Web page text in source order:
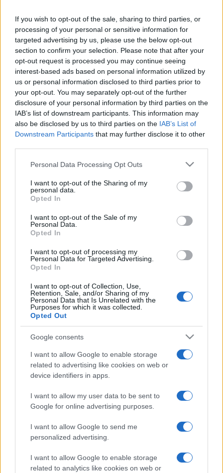
If you wish to opt-out of the sale, sharing to third parties, or
processing of your personal or sensitive information for
targeted advertising by us, please use the below opt-out
section to confirm your selection. Please note that after your
opt-out request is processed you may continue seeing
interest-based ads based on personal information utilized by
us or personal information disclosed to third parties prior to
your opt-out. You may separately opt-out of the further
disclosure of your personal information by third parties on the
IAB’s list of downstream participants. This information may
also be disclosed by us to third parties on the IAB’s List of
Downstream Participants that may further disclose it to other
Please note that this website/app uses one or more Google
not limited to your visit or usage behaviour. You may click to
grant or deny consent to Google and its third-party tags to
use your data for below specified purposes in below Google
consent section.
Personal Data Processing Opt Outs
I want to opt-out of the Sharing of my
personal data.
Opted In
I want to opt-out of the Sale of my
Personal Data.
Opted In
I want to opt-out of processing my
Personal Data for Targeted Advertising.
Opted In
I want to opt-out of Collection, Use,
Retention, Sale, and/or Sharing of my
Personal Data that Is Unrelated with the
Purposes for which it was collected.
Opted Out
Google consents
I want to allow Google to enable storage
related to advertising like cookies on web or
device identifiers in apps.
I want to allow my user data to be sent to
Google for online advertising purposes.
I want to allow Google to send me
personalized advertising.
I want to allow Google to enable storage
related to analytics like cookies on web or
idei Libri irodalmi díjasokkal is.
„A Bookline-nál büszkék vagyunk arra, hogy tíz éve kiemelt
támogatói lehetünk a Margó Irodalmi Fesztiválnak, a kerek
évforduló kapcsán több újdonsággal is készülünk a
rendezvényre. Itt állítjuk fel először a Bookline Teraszt, ami
az olvasás élményének új dimenzióját mutatja meg, hiszen
az nemcsak a könyvek értékesítését szolgálja, hanem
közösségi térként is funkcionál.
A rendezvény ideje alatt kiemelt figyelmet fordítunk a
megnyitójaként Litkai Gergely vezetésével beszélgetést
szerveztünk a témában, továbbá június 12-én Könyvcsere
Piknikre hívjuk az olvasókat, ahol több száz mű cserélhet
gazdát, így elősegítve a könyvek újrahasznosítását” –
kommunikációs igazgatója.
A Margó szervezői igazi
különlegességekkel is készülnek a
júniusi eseményre.
Lesz irodalmi stand-up est többek között Litkai Gergellyel,
Ráskó Eszterrel és Tóth Eduval, írók és zenészek
dallamokkal átszőtt produkciója Balla Gergely, Deres
Kornélia, Fehér Renátó, Horváth Benji, Jónás Vera, Kustos
Júlia, Németh Róbert és a Platon Karataev duó
közreműködésével, valamint a Margón vetítik premier előtt
dokumentumfilmjét, a programon fellép Járai Márk a Halott
Színpad honlapján érhetők el a belépőjegyek.